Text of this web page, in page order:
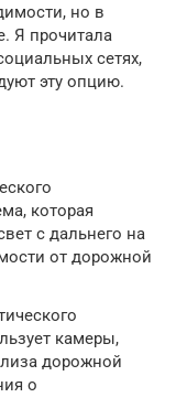
но в
Я прочитала
сетях,
эту опцию.
которая
с дальнего на
от дорожной
камеры,
дорожной
о